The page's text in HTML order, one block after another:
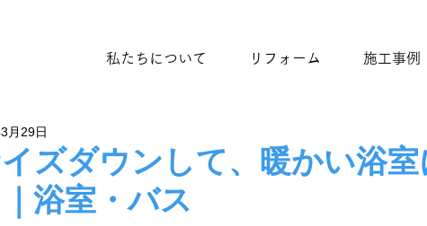
私たちについて リフォーム 施工事例
ズダウンして、暖かい浴室
浴室・バス
月29日